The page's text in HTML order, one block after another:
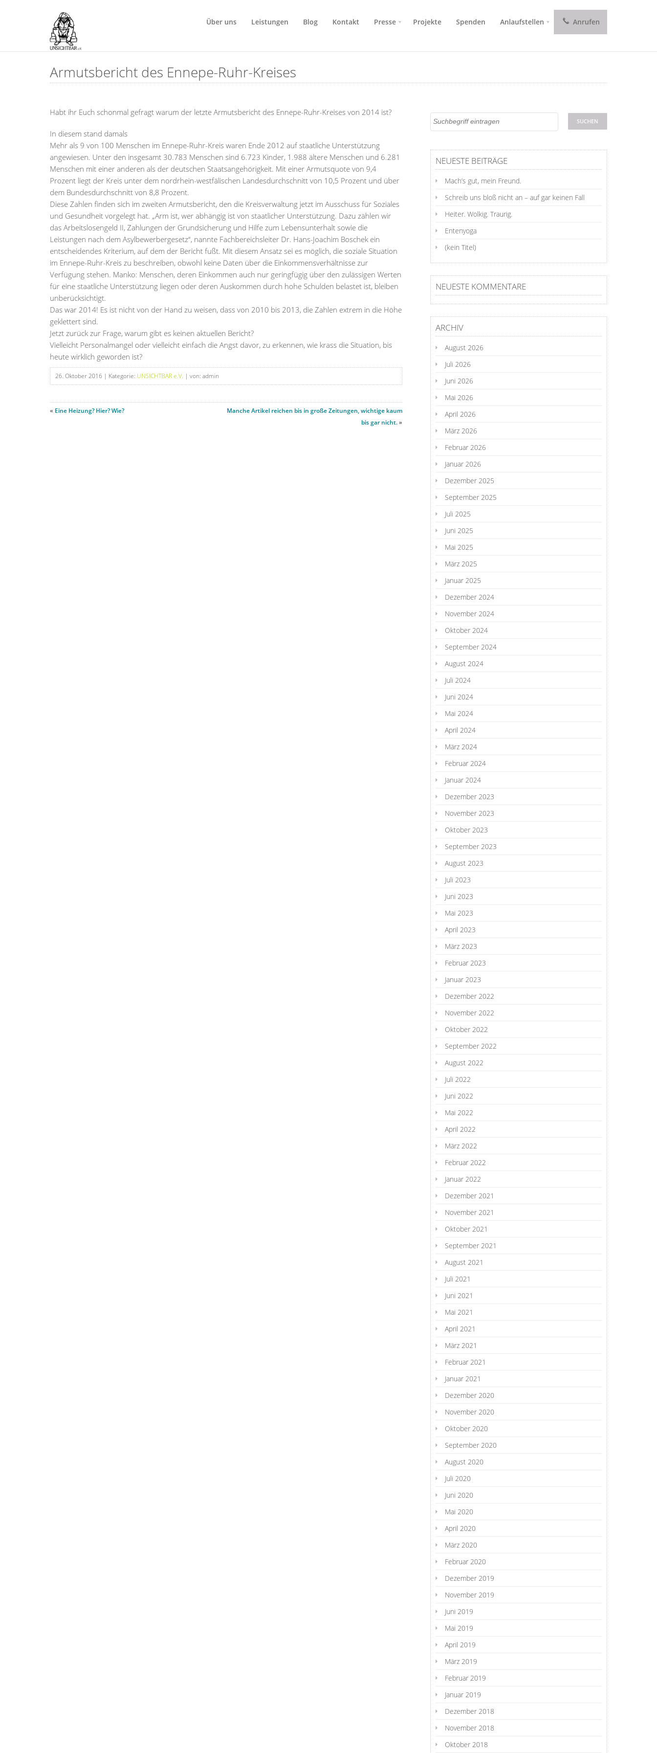
Über uns Leistungen Blog Kontakt Presse Projekte Spenden Anlaufstellen Anrufen
Armutsbericht des Ennepe-Ruhr-Kreises
Habt ihr Euch schonmal gefragt warum der letzte Armutsbericht des Ennepe-Ruhr-Kreises von 2014 ist?
In diesem stand damals
Mehr als 9 von 100 Menschen im Ennepe-Ruhr-Kreis waren Ende 2012 auf staatliche Unterstützung
angewiesen. Unter den insgesamt 30.783 Menschen sind 6.723 Kinder, 1.988 ältere Menschen und 6.281
Menschen mit einer anderen als der deutschen Staatsangehörigkeit. Mit einer Armutsquote von 9,4
Prozent liegt der Kreis unter dem nordrhein-westfälischen Landesdurchschnitt von 10,5 Prozent und über
dem Bundesdurchschnitt von 8,8 Prozent.
Diese Zahlen finden sich im zweiten Armutsbericht, den die Kreisverwaltung jetzt im Ausschuss für Soziales
und Gesundheit vorgelegt hat. „Arm ist, wer abhängig ist von staatlicher Unterstützung. Dazu zählen wir
das Arbeitslosengeld II, Zahlungen der Grundsicherung und Hilfe zum Lebensunterhalt sowie die
Leistungen nach dem Asylbewerbergesetz“, nannte Fachbereichsleiter Dr. Hans-Joachim Boschek ein
entscheidendes Kriterium, auf dem der Bericht fußt. Mit diesem Ansatz sei es möglich, die soziale Situation
im Ennepe-Ruhr-Kreis zu beschreiben, obwohl keine Daten über die Einkommensverhältnisse zur
Verfügung stehen. Manko: Menschen, deren Einkommen auch nur geringfügig über den zulässigen Werten
für eine staatliche Unterstützung liegen oder deren Auskommen durch hohe Schulden belastet ist, bleiben
unberücksichtigt.
Das war 2014! Es ist nicht von der Hand zu weisen, dass von 2010 bis 2013, die Zahlen extrem in die Höhe
geklettert sind.
Jetzt zurück zur Frage, warum gibt es keinen aktuellen Bericht?
Vielleicht Personalmangel oder vielleicht einfach die Angst davor, zu erkennen, wie krass die Situation, bis
heute wirklich geworden ist?
26. Oktober 2016 | Kategorie: UNSICHTBAR e.V. | von: admin
« Eine Heizung? Hier? Wie?
Manche Artikel reichen bis in große Zeitungen, wichtige kaum
bis gar nicht.»
NEUESTE BEITRÄGE
Mach’s gut, mein Freund.
Schreib uns bloß nicht an – auf gar keinen Fall
Heiter. Wolkig. Traurig.
Entenyoga
(kein Titel)
NEUESTE KOMMENTARE
ARCHIV
August 2026
Juli 2026
Juni 2026
Mai 2026
April 2026
März 2026
Februar 2026
Januar 2026
Dezember 2025
September 2025
Juli 2025
Juni 2025
Mai 2025
März 2025
Januar 2025
Dezember 2024
November 2024
Oktober 2024
September 2024
August 2024
Juli 2024
Juni 2024
Mai 2024
April 2024
März 2024
Februar 2024
Januar 2024
Dezember 2023
November 2023
Oktober 2023
September 2023
August 2023
Juli 2023
Juni 2023
Mai 2023
April 2023
März 2023
Februar 2023
Januar 2023
Dezember 2022
November 2022
Oktober 2022
September 2022
August 2022
Juli 2022
Juni 2022
Mai 2022
April 2022
März 2022
Februar 2022
Januar 2022
Dezember 2021
November 2021
Oktober 2021
September 2021
August 2021
Juli 2021
Juni 2021
Mai 2021
April 2021
März 2021
Februar 2021
Januar 2021
Dezember 2020
November 2020
Oktober 2020
September 2020
August 2020
Juli 2020
Juni 2020
Mai 2020
April 2020
März 2020
Februar 2020
Dezember 2019
November 2019
Juni 2019
Mai 2019
April 2019
März 2019
Februar 2019
Januar 2019
Dezember 2018
November 2018
Oktober 2018